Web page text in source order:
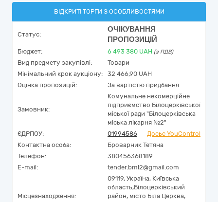
ВІДКРИТІ ТОРГИ З ОСОБЛИВОСТЯМИ
Статус:
ОЧІКУВАННЯ
ПРОПОЗИЦІЙ
Бюджет: 6 493 380 UAH (з ПДВ)
Вид предмету закупівлі:
Товари
Мінімальний крок аукціону:
32 466,90 UAH
Оцінка пропозицій:
За вартістю придбання
Замовник:
Комунальне некомерційне
підприємство Білоцерківської
міської ради "Білоцерківська
міська лікарня №2"
ЄДРПОУ:
01994586
Досьє YouControl
Контактна особа:
Броварник Тетяна
Телефон:
380456368189
E-mail:
tender.bml2@gmail.com
Місцезнаходження:
09119, Україна, Київська
область,Білоцерківський
район, місто Біла Церква,